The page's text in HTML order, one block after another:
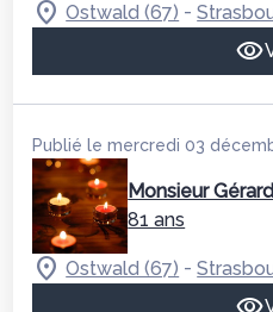
Ostwald (67) -
Publié le mercredi 03
Monsieur
81 ans
Ostwald (67) -